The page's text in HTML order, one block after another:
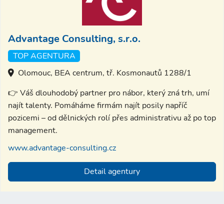
Advantage Consulting, s.r.o.
TOP AGENTURA
Olomouc, BEA centrum, tř. Kosmonautů 1288/1
👉 Váš dlouhodobý partner pro nábor, který zná trh, umí
najít talenty. Pomáháme firmám najít posily napříč
pozicemi – od dělnických rolí přes administrativu až po top
management.
www.advantage-consulting.cz
Detail agentury